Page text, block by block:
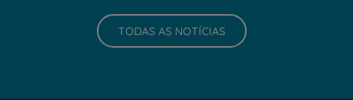
TODAS AS NOTÍCIAS